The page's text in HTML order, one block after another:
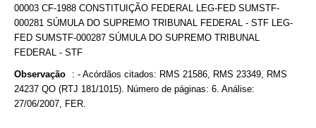
00003 CF-1988 CONSTITUIÇÃO FEDERAL LEG-FED SUMSTF-
000281 SÚMULA DO SUPREMO TRIBUNAL FEDERAL - STF LEG-
FED SUMSTF-000287 SÚMULA DO SUPREMO TRIBUNAL
FEDERAL - STF
Observação : - Acórdãos citados: RMS 21586, RMS 23349, RMS
24237 QO (RTJ 181/1015). Número de páginas: 6. Análise:
27/06/2007, FER.